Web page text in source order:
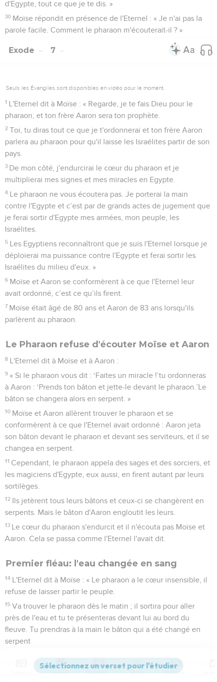
Puthiel, et elle lui donna pour fils Phinées. Tels sont les chefs
de famille des Lévites avec leurs clans.
26 C’est à cet Aaron et ce Moïse que l'Eternel dit : « Faites
Dieu renouvelle sa promesse à Moïse
il lui dit : « Je suis l'Eternel. Répète au pharaon, au roi
d'Egypte, tout ce que je te dis. »
30
Moïse répondit en présence de l'Eternel : « Je n'ai pas la
parole facile. Comment le pharaon m'écouterait-il ? »
Exode 7
L'Eternel dit à Moïse : « Regarde, je te fais Dieu pour le
pharaon, et ton frère Aaron sera ton prophète.
parlera au pharaon pour qu'il laisse les Israélites partir de son
De mon côté, j'endurcirai le cœur du pharaon et je
multiplierai mes signes et mes miracles en Egypte.
Le pharaon ne vous écoutera pas. Je porterai la main
je ferai sortir d'Egypte mes armées, mon peuple, les
Israélites.
5 Les Egyptiens reconnaîtront que je suis l'Eternel lorsque je
déploierai ma puissance contre l'Egypte et ferai sortir les
Israélites du milieu d'eux. »
6 Moïse et Aaron se conformèrent à ce que l'Eternel leur
avait ordonné, c’est ce qu’ils firent.
7
Moïse était âgé de 80 ans et Aaron de 83 ans lorsqu'ils
parlèrent au pharaon.
Le Pharaon refuse d'écouter Moïse et Aaron
L'Eternel dit à Moïse et à Aaron :
« Si le pharaon vous dit : ‘Faites un miracle !’tu ordonneras
à Aaron : ‘Prends ton bâton et jette-le devant le pharaon.’Le
bâton se changera alors en serpent. »
Moïse et Aaron allèrent trouver le pharaon et se
son bâton devant le pharaon et devant ses serviteurs, et il se
changea en serpent.
11 Cependant, le pharaon appela des sages et des sorciers, et
les magiciens d'Egypte, eux aussi, en firent autant par leurs
sortilèges.
12
Ils jetèrent tous leurs bâtons et ceux-ci se changèrent en
serpents. Mais le bâton d'Aaron engloutit les leurs.
Le cœur du pharaon s'endurcit et il n'écouta pas Moïse et
Versions Commentaires Strong